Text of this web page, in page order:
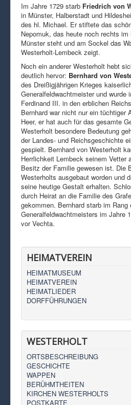
Im Jahre 1729 starb Friedrich von
in Münster, Halberstadt und
des hl. Michael. Er stiftete das
Nepomuk, das heute noch rechts
Münster steht und am Sockel das
Westerholt-Lembeck zeigt.
Noch ein anderer Westerholt hebt
deutlich hervor: Bernhard von
des Dreißigjährigen Krieges
Generalfeldwachtmeister und wurde
Ferdinand III. in den erblichen
Bernhard war nicht nur ein tüchtiger
Heer, er hat auch für das gesamte
Westerholt besondere Bedeutung
der Landes- und Reichsgeschichte
gespielt. Bernhard von Westerholt
Herrlichkeit Lembeck seinem Vetter
Besitz der Familie gewesen ist. Die
Westerholts ausgebaut worden und
seine heutige Gestalt erhalten.
durch Heirat an die Familie des
gekommen. Bernhard starb im Rang
Generalfeldwachtmeisters im Jahre
vor Vechta.
HEIMATVEREIN
HEIMATMUSEUM
HEIMATVEREIN
HEIMATLIEDER
DORFFÜHRUNGEN
WESTERHOLT
ORTSBESCHREIBUNG
GESCHICHTE
WAPPEN
BERÜHMTHEITEN
KIRCHEN WESTERHOLTS
POSTKARTE